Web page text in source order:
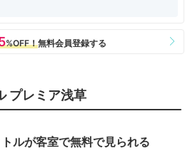
プレミア浅草
ルが客室で無料で見られる